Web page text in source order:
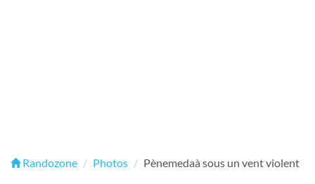
Randozone Photos Pènemedaà sous un vent violent